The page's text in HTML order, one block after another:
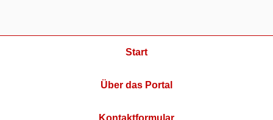
Start
Über das Portal
Kontaktformular